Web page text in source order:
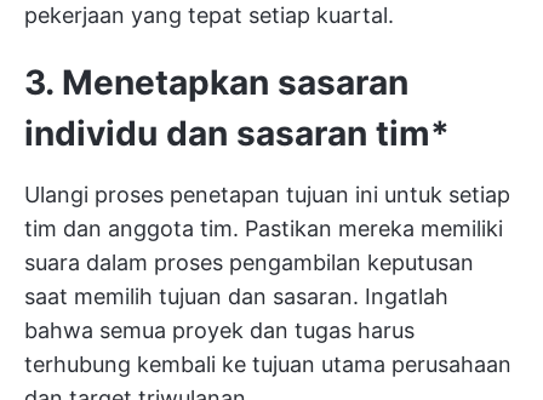
pekerjaan yang tepat setiap kuartal.
3. Menetapkan sasaran
individu dan sasaran tim*
Ulangi proses penetapan tujuan ini untuk setiap
tim dan anggota tim. Pastikan mereka memiliki
suara dalam proses pengambilan keputusan
saat memilih tujuan dan sasaran. Ingatlah
bahwa semua proyek dan tugas harus
terhubung kembali ke tujuan utama perusahaan